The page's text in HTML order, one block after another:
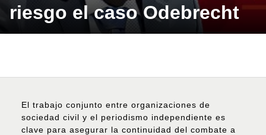
riesgo el caso Odebrecht
El trabajo conjunto entre organizaciones de
sociedad civil y el periodismo independiente es
clave para asegurar la continuidad del combate a